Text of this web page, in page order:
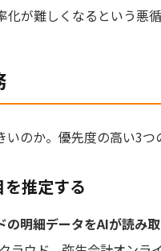
が難しくなるという悪循
のか。優先度の高い3つ
推定する
明細データをAIが読み